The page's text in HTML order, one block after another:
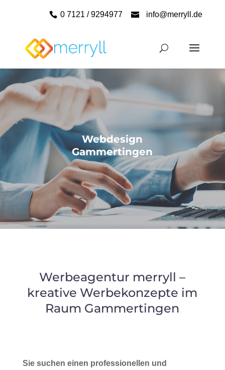
0 7121 / 9294977 info@merryll.de
Webdesign
Gammertingen
Werbeagentur merryll –
kreative Werbekonzepte im
Raum Gammertingen
Sie suchen einen professionellen und